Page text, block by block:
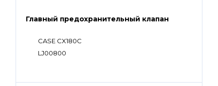
Главный предохранительный клапан
CASE CX180C
LJ00800